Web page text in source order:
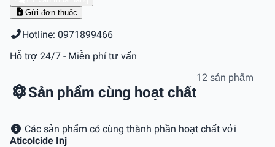
Gửi đơn thuốc
Hotline: 0971899466
Hỗ trợ 24/7 - Miễn phí tư vấn
Sản phẩm cùng hoạt chất
12 sản phẩm
Các sản phẩm có cùng thành phần hoạt chất với
Aticolcide Inj